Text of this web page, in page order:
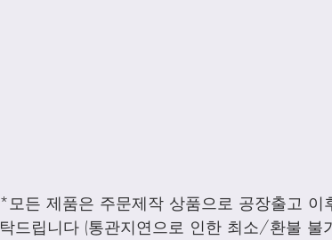
*모든 제품은 주문제작 상품으로 공장출고
탁드립니다 (통관지연으로 인한 최소/환불 불